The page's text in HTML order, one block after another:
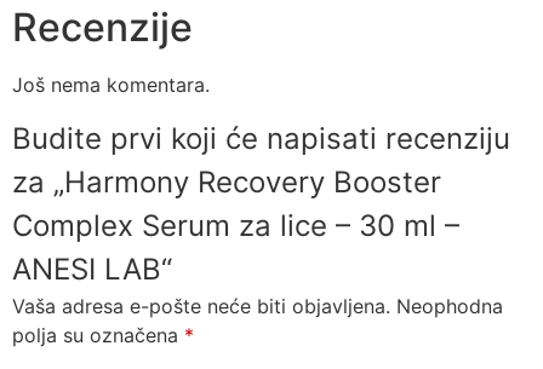
Recenzije
Još nema komentara.
Budite prvi koji će napisati recenziju
za „Harmony Recovery Booster
Complex Serum za lice – 30 ml –
ANESI LAB“
Vaša adresa e-pošte neće biti objavljena. Neophodna
polja su označena *